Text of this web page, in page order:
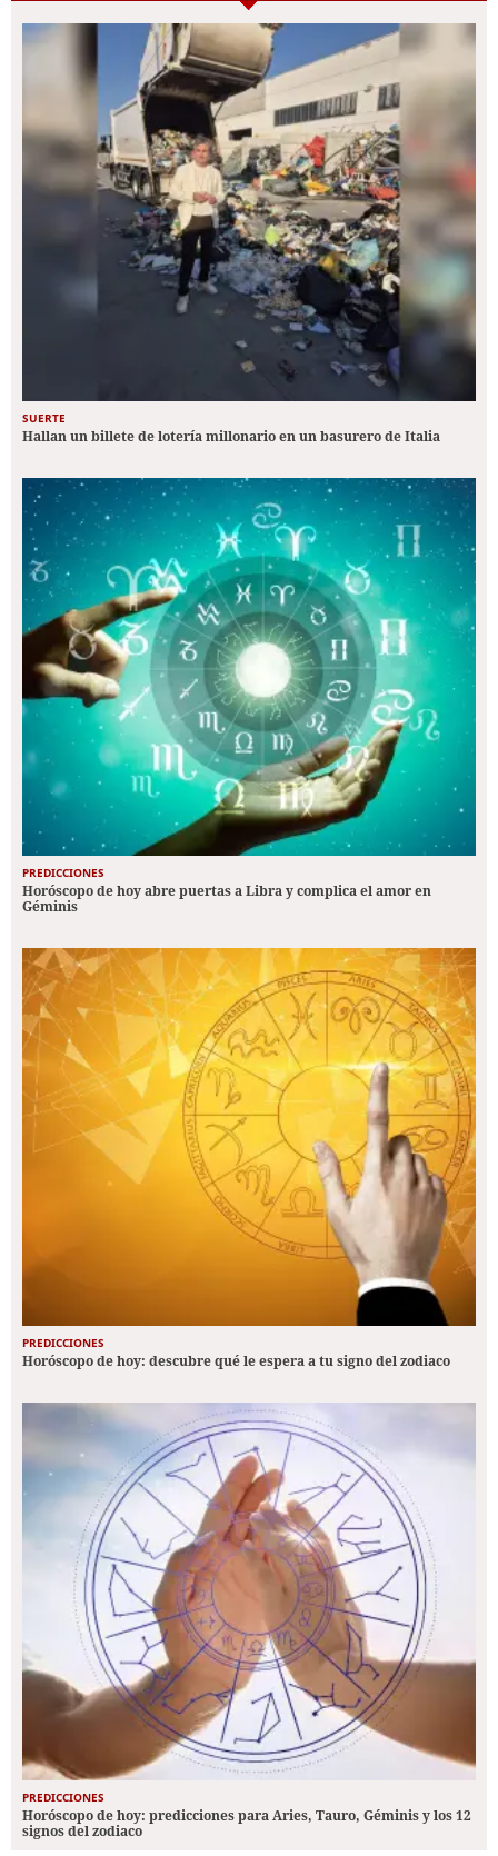
SUERTE
Hallan un billete de lotería millonario en un basurero de Italia
PREDICCIONES
Horóscopo de hoy abre puertas a Libra y complica el amor en
Géminis
PREDICCIONES
Horóscopo de hoy: descubre qué le espera a tu signo del zodiaco
PREDICCIONES
Horóscopo de hoy: predicciones para Aries, Tauro, Géminis y los 12
signos del zodiaco